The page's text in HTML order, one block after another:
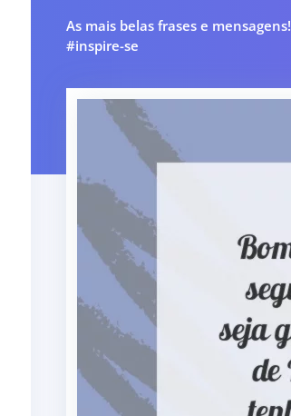
As mais belas frases e mensagens!
#inspire-se